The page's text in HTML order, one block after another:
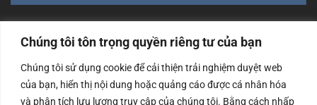
Chúng tôi tôn trọng quyền riêng tư của bạn
Chúng tôi sử dụng cookie để cải thiện trải nghiệm duyệt web
của bạn, hiển thị nội dung hoặc quảng cáo được cá nhân hóa
và phân tích lưu lượng truy cập của chúng tôi. Bằng cách nhấp
Công ty TNHH Nam Bình Xương - Số ĐKKD: 0108783483